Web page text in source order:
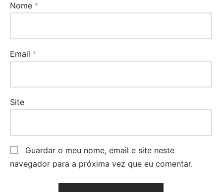
Nome *
Email *
Site
Guardar o meu nome, email e site neste
navegador para a próxima vez que eu comentar.